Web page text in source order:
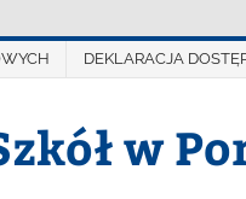
DEKLARACJA
w